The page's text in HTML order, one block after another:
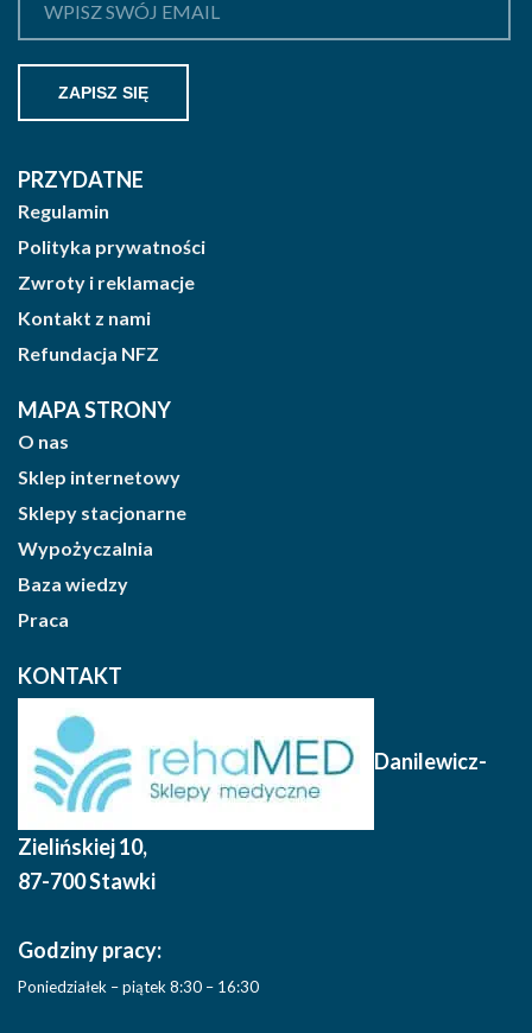
PRZYDATNE
Regulamin
Polityka prywatności
Zwroty i reklamacje
Kontakt z nami
Refundacja NFZ
MAPA STRONY
O nas
Sklep internetowy
Sklepy stacjonarne
Wypożyczalnia
Baza wiedzy
Praca
KONTAKT
Danilewicz-
Zielińskiej 10,
87-700 Stawki
Godziny pracy:
Poniedziałek – piątek 8:30 – 16:30